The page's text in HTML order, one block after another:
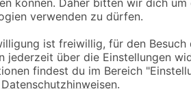
Öffnungszeiten
Montag
Dienstag
Mittwoch
Donnerstag